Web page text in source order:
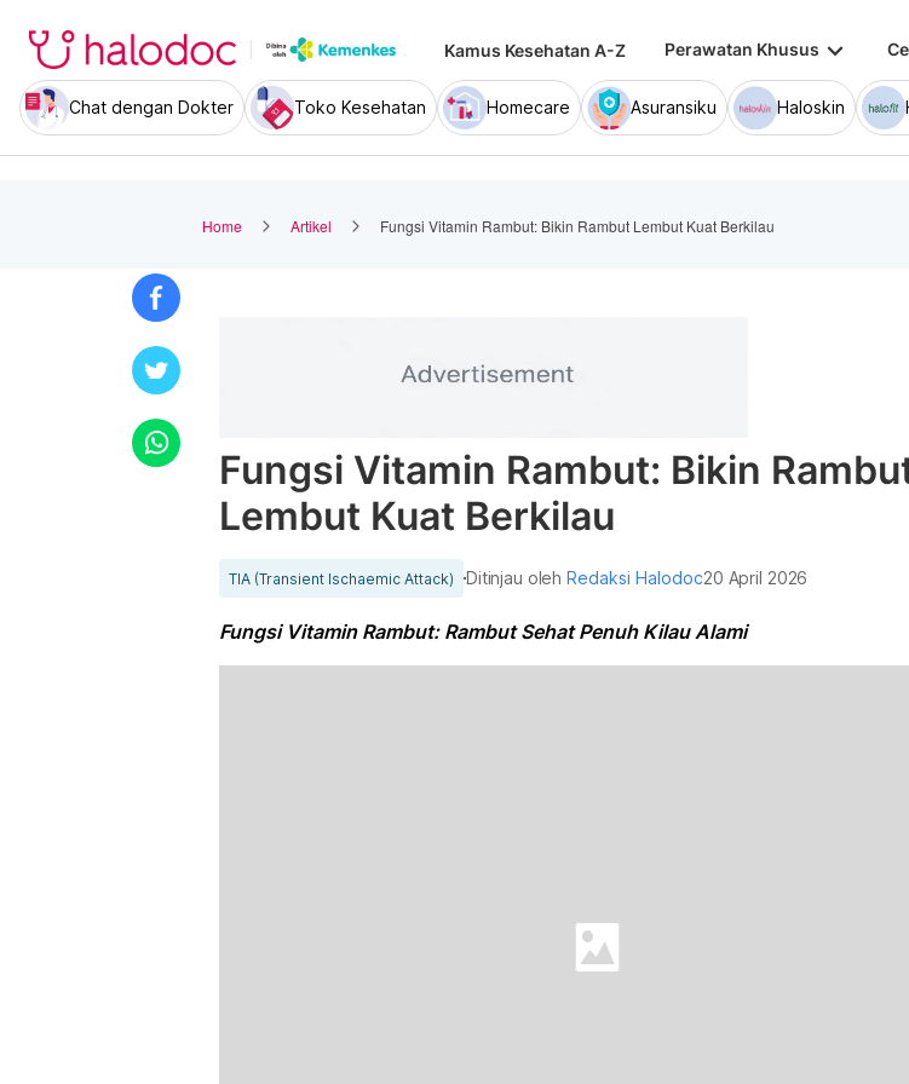
Kamus Kesehatan A-Z Perawatan Khusus keyboard_arrow_down
Chat dengan Dokter Toko Kesehatan Homecare Asuransiku Haloskin
Home Artikel Fungsi Vitamin Rambut: Bikin Rambut Lembut Kuat Berkilau
Fungsi Vitamin Rambut: Bikin
Lembut Kuat Berkilau
TIA (Transient Ischaemic Attack) Ditinjau olehRedaksi Halodoc20 April 2026
Fungsi Vitamin Rambut: Rambut Sehat Penuh Kilau Alami